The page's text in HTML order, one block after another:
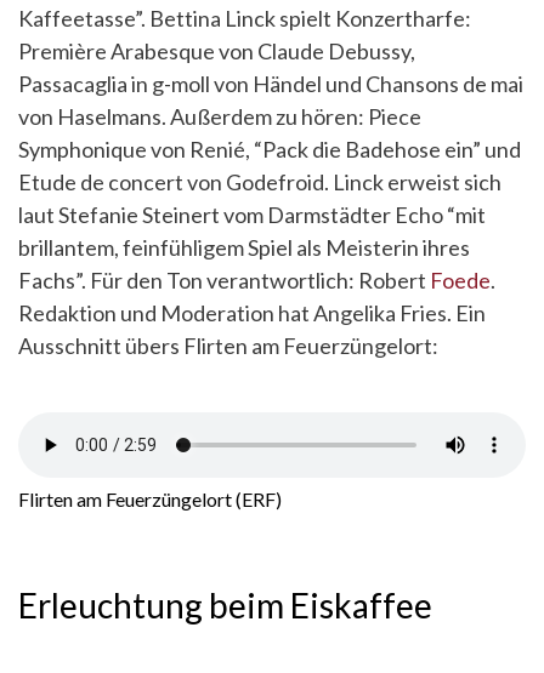
Kaffeetasse”. Bettina Linck spielt Konzertharfe:
Première Arabesque von Claude Debussy,
Passacaglia in g-moll von Händel und Chansons de mai
von Haselmans. Außerdem zu hören: Piece
Symphonique von Renié, “Pack die Badehose ein” und
Etude de concert von Godefroid. Linck erweist sich
laut Stefanie Steinert vom Darmstädter Echo “mit
brillantem, feinfühligem Spiel als Meisterin ihres
Fachs”. Für den Ton verantwortlich: Robert Foede.
Redaktion und Moderation hat Angelika Fries. Ein
Ausschnitt übers Flirten am Feuerzüngelort:
Flirten am Feuerzüngelort (ERF)
Erleuchtung beim Eiskaffee